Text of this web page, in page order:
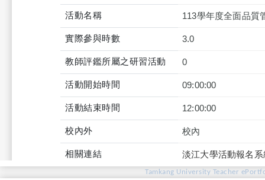
活動名稱 113學年度全面品質
實際參與時數 3.0
教師評鑑所屬之研習活動 0
活動開始時間 09:00:00
活動結束時間 12:00:00
校內外 校內
相關連結 淡江大學活動報名
Tamkang University Teacher